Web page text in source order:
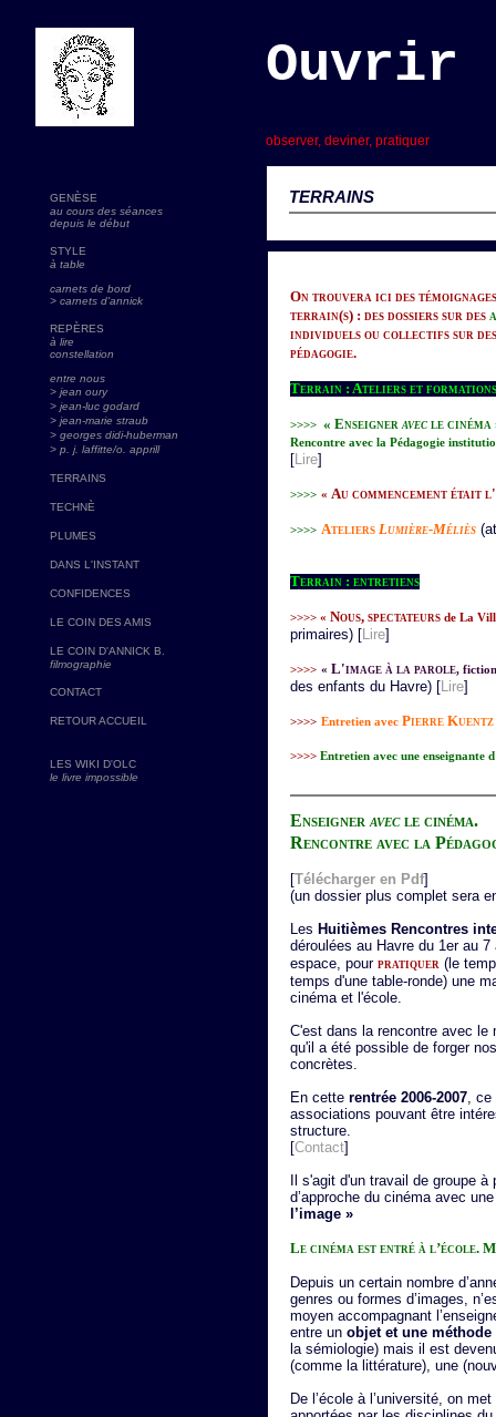
TERRAINS
observer, deviner, pratiquer
GENÈSE
au cours des séances
depuis le début
STYLE
à table
carnets de bord
> carnets d'annick
REPÈRES
à lire
constellation
entre nous
> jean oury
> jean-luc godard
> jean-marie straub
> georges didi-huberman
> p. j. laffitte/o. apprill
TERRAINS
TECHNÈ
PLUMES
DANS L'INSTANT
CONFIDENCES
LE COIN DES AMIS
LE COIN D'ANNICK B.
filmographie
CONTACT
RETOUR ACCUEIL
LES WIKI D'OLC
le livre impossible
On trouvera ici des
terrain(s) : des dossiers sur des
individuels ou collectifs sur
pédagogie.
Terrain : Ateliers et formations
>>>> « Enseigneravec le cinéma
Rencontre avec la Pédagogie
[Lire]
>>>> « Au commencement était
>>>> Ateliers Lumière-Méliès
Terrain : entretiens
>>>> « Nous, spectateurs de La
primaires) [Lire]
>>>> « L'image à la parole,
des enfants du Havre) [Lire]
>>>> Entretien avec Pierre Kuentz
>>>> Entretien avec une enseignante
Enseigner avecle cinéma.
Rencontre avec la
[Télécharger en Pdf]
(un dossier plus complet sera
Les Huitièmes Rencontres
déroulées au Havre du 1er au
espace, pour pratiquer (le
temps d'une table-ronde) une
cinéma et l'école.
C'est dans la rencontre avec le
qu'il a été possible de forger
concrètes.
En cette rentrée 2006-2007, ce
associations pouvant être
structure.
[Contact]
Il s'agit d'un travail de groupe
d’approche du cinéma avec
l’image »
Le cinéma est entré à l’école.
Depuis un certain nombre
genres ou formes d’images,
moyen accompagnant
entre un objet et une méthode
la sémiologie) mais il est
(comme la littérature), une
De l’école à l’université, on
Ouvrir